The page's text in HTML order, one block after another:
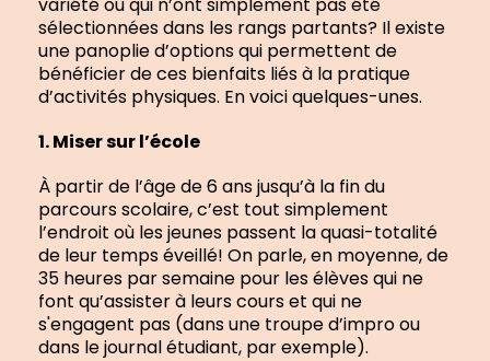
sélectionnées dans les rangs partants? Il existe
une panoplie d’options qui permettent de
bénéficier de ces bienfaits liés à la pratique
d’activités physiques. En voici quelques-unes.
1. Miser sur l’école
À partir de l’âge de 6 ans jusqu’à la fin du
parcours scolaire, c’est tout simplement
l’endroit où les jeunes passent la quasi-totalité
de leur temps éveillé! On parle, en moyenne, de
35 heures par semaine pour les élèves qui ne
font qu’assister à leurs cours et qui ne
s'engagent pas (dans une troupe d’impro ou
dans le journal étudiant, par exemple).